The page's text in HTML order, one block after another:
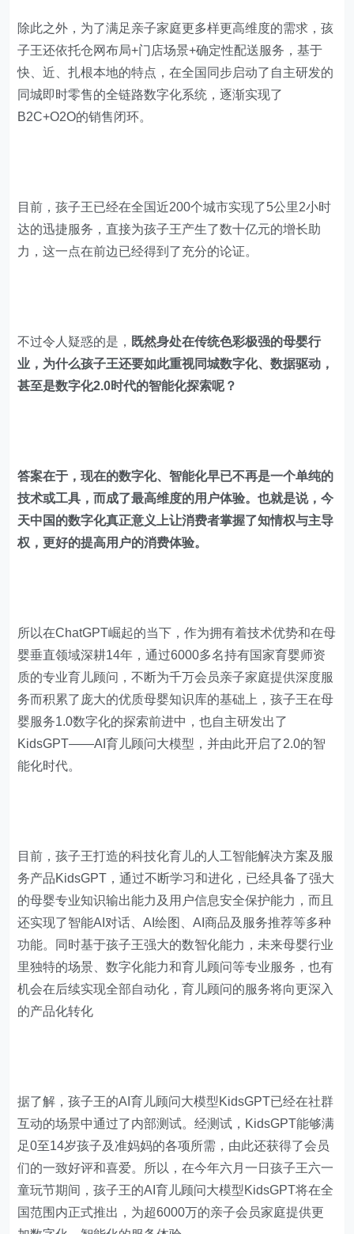
除此之外，为了满足亲子家庭更多样更高维度的需求，孩
子王还依托仓网布局+门店场景+确定性配送服务，基于
快、近、扎根本地的特点，在全国同步启动了自主研发的
同城即时零售的全链路数字化系统，逐渐实现了
B2C+O2O的销售闭环。
目前，孩子王已经在全国近200个城市实现了5公里2小时
达的迅捷服务，直接为孩子王产生了数十亿元的增长助
力，这一点在前边已经得到了充分的论证。
不过令人疑惑的是， 既然身处在传统色彩极强的母婴行
业，为什么孩子王还要如此重视同城数字化、数据驱动，
甚至是数字化2.0时代的智能化探索呢？
答案在于，现在的数字化、智能化早已不再是一个单纯的
技术或工具，而成了最高维度的用户体验。也就是说，今
天中国的数字化真正意义上让消费者掌握了知情权与主导
权，更好的提高用户的消费体验。
所以在ChatGPT崛起的当下，作为拥有着技术优势和在母
婴垂直领域深耕14年，通过6000多名持有国家育婴师资
质的专业育儿顾问，不断为千万会员亲子家庭提供深度服
务而积累了庞大的优质母婴知识库的基础上，孩子王在母
婴服务1.0数字化的探索前进中，也自主研发出了
KidsGPT——AI育儿顾问大模型，并由此开启了2.0的智
能化时代。
目前，孩子王打造的科技化育儿的人工智能解决方案及服
务产品KidsGPT，通过不断学习和进化，已经具备了强大
的母婴专业知识输出能力及用户信息安全保护能力，而且
还实现了智能AI对话、AI绘图、AI商品及服务推荐等多种
功能。同时基于孩子王强大的数智化能力，未来母婴行业
里独特的场景、数字化能力和育儿顾问等专业服务，也有
机会在后续实现全部自动化，育儿顾问的服务将向更深入
的产品化转化
据了解，孩子王的AI育儿顾问大模型KidsGPT已经在社群
互动的场景中通过了内部测试。经测试，KidsGPT能够满
足0至14岁孩子及准妈妈的各项所需，由此还获得了会员
们的一致好评和喜爱。所以，在今年六月一日孩子王六一
童玩节期间，孩子王的AI育儿顾问大模型KidsGPT将在全
国范围内正式推出，为超6000万的亲子会员家庭提供更